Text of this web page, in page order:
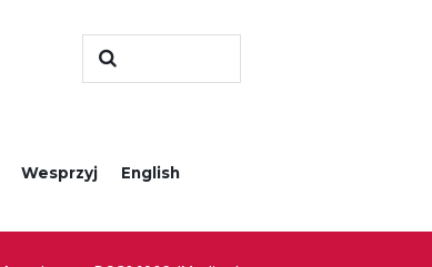
Wesprzyj English